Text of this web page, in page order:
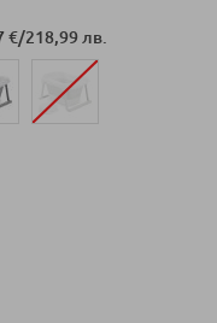
€/218,99 лв.